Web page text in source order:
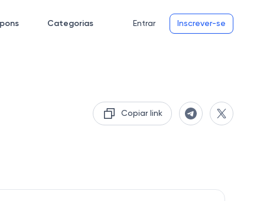
Categorias Entrar Inscrever-se
Copiar link